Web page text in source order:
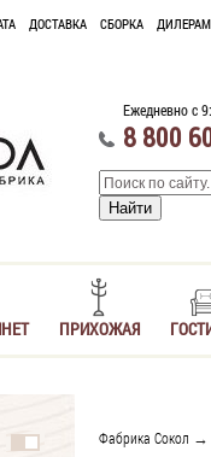
ДОСТАВКА СБОРКА ДИЛЕРАМ
Ежедневно с
8 800
ПРИХОЖАЯ
Фабрика Сокол →